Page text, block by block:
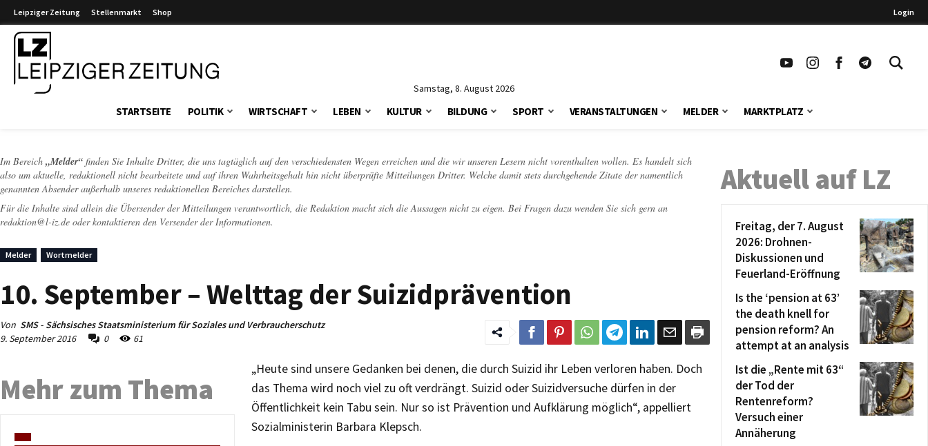
Leipziger Zeitung Stellenmarkt Shop Login
Samstag, 8. August 2026
STARTSEITE POLITIK WIRTSCHAFT LEBEN KULTUR BILDUNG SPORT VERANSTALTUNGEN MELDER MARKTPLATZ
Im Bereich „Melder“ finden Sie Inhalte Dritter, die uns tagtäglich auf den verschiedensten Wegen erreichen und die wir unseren Lesern nicht vorenthalten wollen. Es handelt sich
also um aktuelle, redaktionell nicht bearbeitete und auf ihren Wahrheitsgehalt hin nicht überprüfte Mitteilungen Dritter. Welche damit stets durchgehende Zitate der namentlich
genannten Absender außerhalb unseres redaktionellen Bereiches darstellen.
Für die Inhalte sind allein die Übersender der Mitteilungen verantwortlich, die Redaktion macht sich die Aussagen nicht zu eigen. Bei Fragen dazu wenden Sie sich gern an
redaktion@l-iz.de oder kontaktieren den Versender der Informationen.
Melder Wortmelder
10. September – Welttag der Suizidprävention
Von SMS - Sächsisches Staatsministerium für Soziales und Verbraucherschutz
9. September 2016
0 61
„Heute sind unsere Gedanken bei denen, die durch Suizid ihr Leben verloren haben. Doch
das Thema wird noch viel zu oft verdrängt. Suizid oder Suizidversuche dürfen in der
Öffentlichkeit kein Tabu sein. Nur so ist Prävention und Aufklärung möglich“, appelliert
Sozialministerin Barbara Klepsch.
Mehr zum Thema
Aktuell auf LZ
Freitag, der 7. August
2026: Drohnen-
Diskussionen und
Feuerland-Eröffnung
Is the ‘pension at 63’
the death knell for
pension reform? An
attempt at an analysis
Ist die „Rente mit 63“
der Tod der
Rentenreform?
Versuch einer
Annäherung